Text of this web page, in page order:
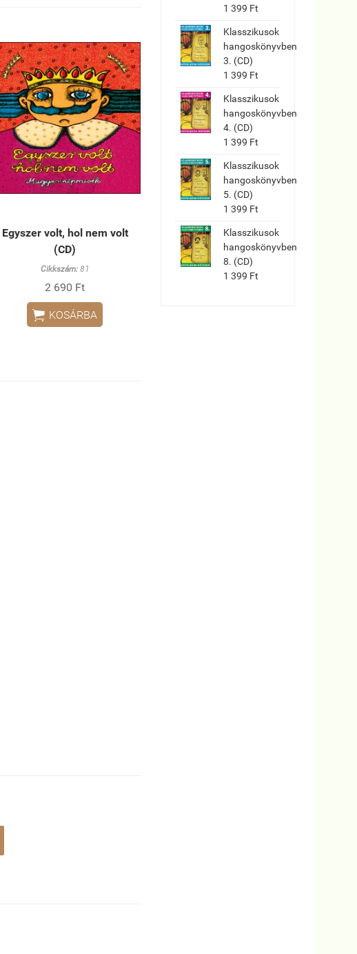
Egyszer volt, hol nem volt
(CD)
Cikkszám:81
2 690 Ft
 KOSÁRBA
1 399 Ft
Klasszikusok
hangoskönyvben
3. (CD)
1 399 Ft
Klasszikusok
hangoskönyvben
4. (CD)
1 399 Ft
Klasszikusok
hangoskönyvben
5. (CD)
1 399 Ft
Klasszikusok
hangoskönyvben
8. (CD)
1 399 Ft